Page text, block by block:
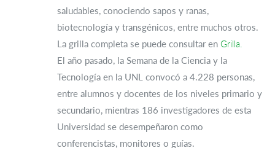
saludables, conociendo sapos y ranas,
biotecnología y transgénicos, entre muchos otros.
La grilla completa se puede consultar en Grilla.
El año pasado, la Semana de la Ciencia y la
Tecnología en la UNL convocó a 4.228 personas,
entre alumnos y docentes de los niveles primario y
secundario, mientras 186 investigadores de esta
Universidad se desempeñaron como
conferencistas, monitores o guías.